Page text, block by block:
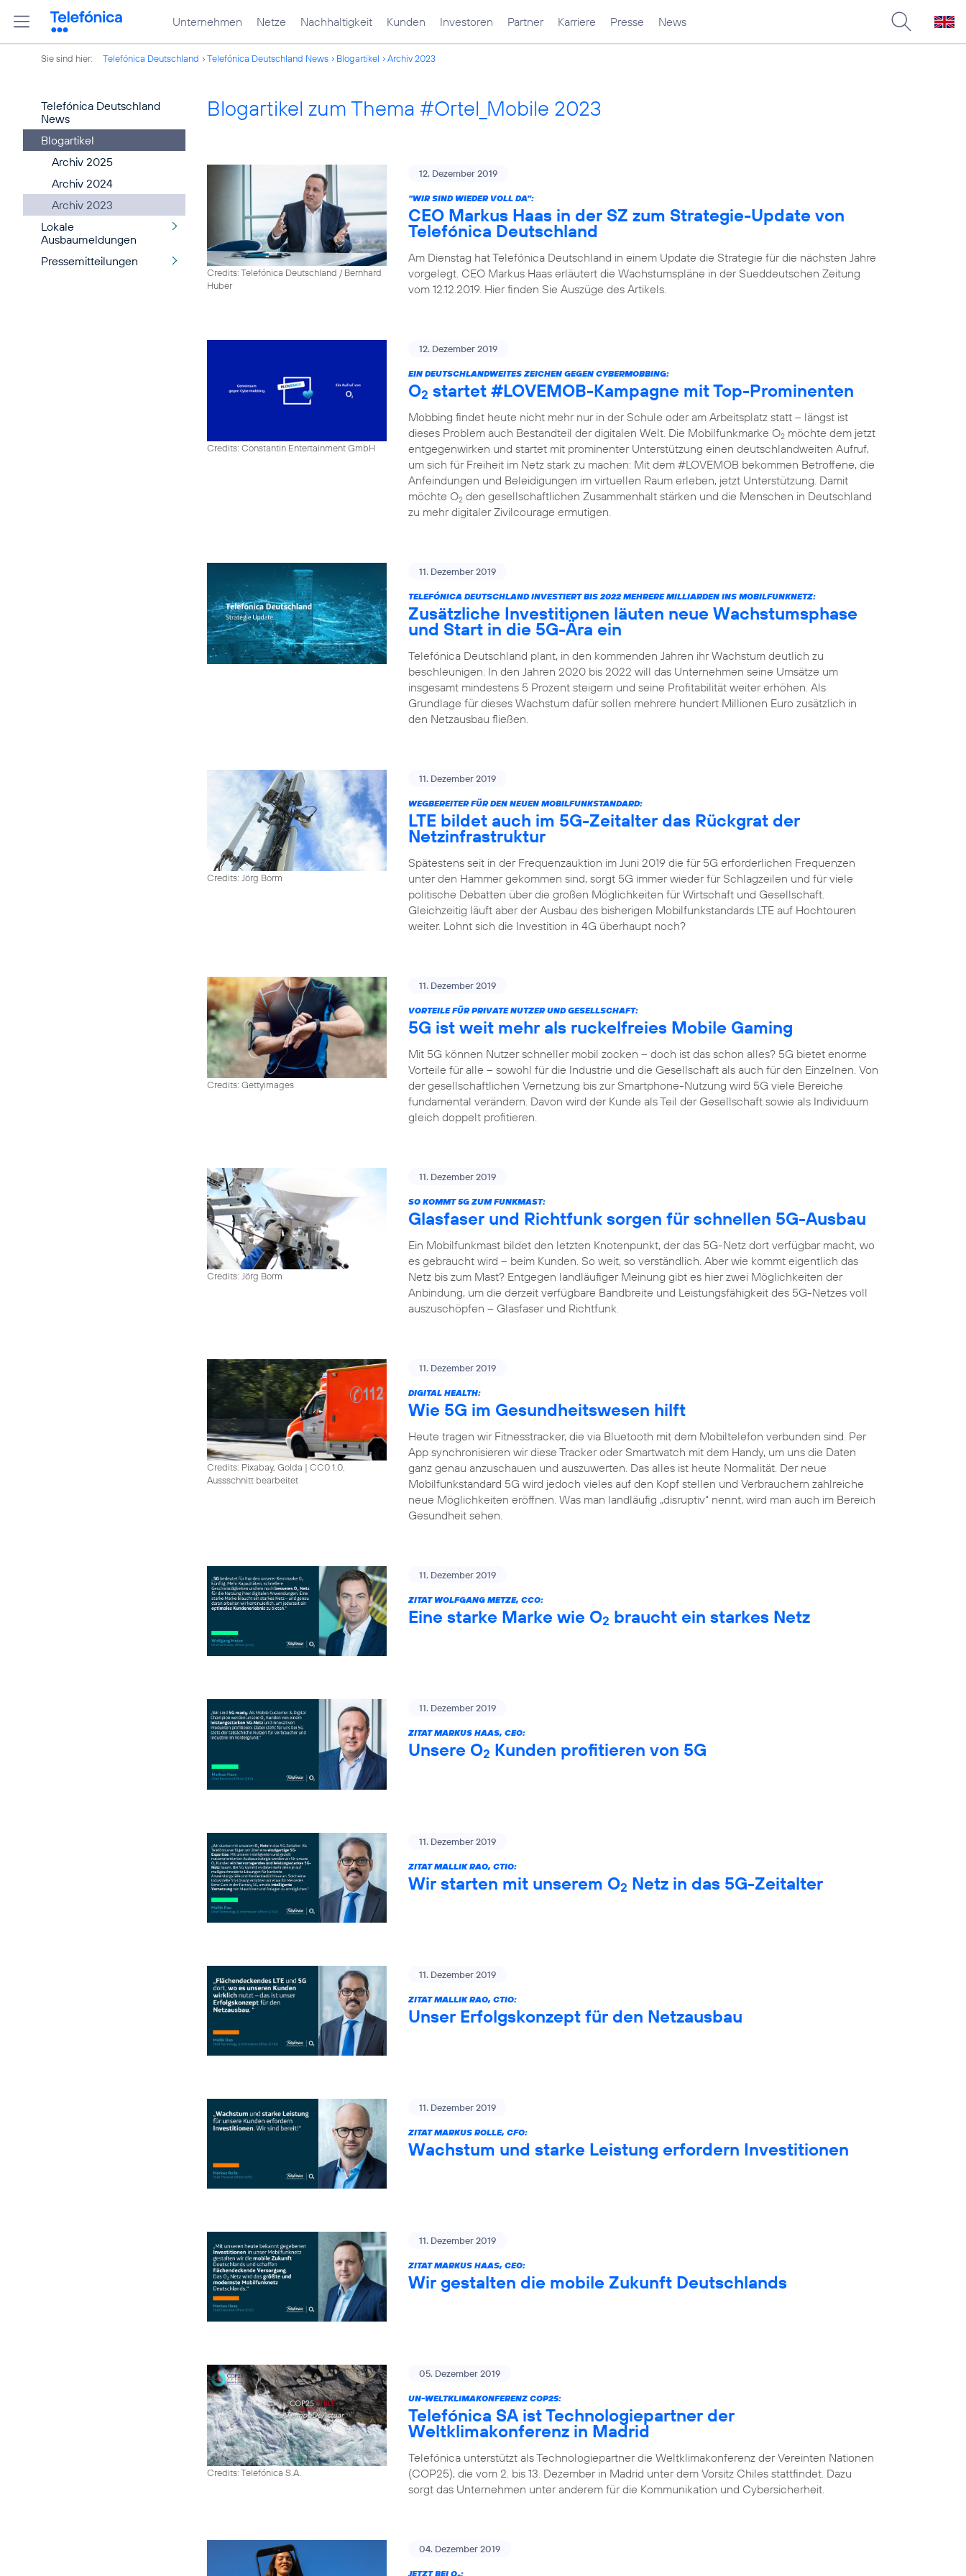
Unternehmen Netze Nachhaltigkeit Kunden Investoren Partner Karriere Presse News
Sie sind hier: Telefónica Deutschland Telefónica Deutschland News Blogartikel Archiv 2023
Telefónica Deutschland
News
Blogartikel
Archiv 2025
Archiv 2024
Archiv 2023
Lokale
Ausbaumeldungen
Pressemitteilungen
Blogartikel zum Thema #Ortel_Mobile 2023
Credits: Telefónica Deutschland / Bernhard
Huber
12. Dezember 2019
"WIR SIND WIEDER VOLL DA":
CEO Markus Haas in der SZ zum Strategie-Update von
Telefónica Deutschland
Am Dienstag hat Telefónica Deutschland in einem Update die Strategie für die nächsten Jahre
vorgelegt. CEO Markus Haas erläutert die Wachstumspläne in der Sueddeutschen Zeitung
vom 12.12.2019. Hier finden Sie Auszüge des Artikels.
Credits: Constantin Entertainment GmbH
12. Dezember 2019
EIN DEUTSCHLANDWEITES ZEICHEN GEGEN CYBERMOBBING:
O2 startet #LOVEMOB-Kampagne mit Top-Prominenten
Mobbing findet heute nicht mehr nur in der Schule oder am Arbeitsplatz statt – längst ist
dieses Problem auch Bestandteil der digitalen Welt. Die Mobilfunkmarke O2 möchte dem jetzt
entgegenwirken und startet mit prominenter Unterstützung einen deutschlandweiten Aufruf,
um sich für Freiheit im Netz stark zu machen: Mit dem #LOVEMOB bekommen Betroffene, die
Anfeindungen und Beleidigungen im virtuellen Raum erleben, jetzt Unterstützung. Damit
möchte O2 den gesellschaftlichen Zusammenhalt stärken und die Menschen in Deutschland
zu mehr digitaler Zivilcourage ermutigen.
11. Dezember 2019
TELEFÓNICA DEUTSCHLAND INVESTIERT BIS 2022 MEHRERE MILLIARDEN INS MOBILFUNKNETZ:
Zusätzliche Investitionen läuten neue Wachstumsphase
und Start in die 5G-Ära ein
Telefónica Deutschland plant, in den kommenden Jahren ihr Wachstum deutlich zu
beschleunigen. In den Jahren 2020 bis 2022 will das Unternehmen seine Umsätze um
insgesamt mindestens 5 Prozent steigern und seine Profitabilität weiter erhöhen. Als
Grundlage für dieses Wachstum dafür sollen mehrere hundert Millionen Euro zusätzlich in
den Netzausbau fließen.
Credits: Jörg Borm
11. Dezember 2019
WEGBEREITER FÜR DEN NEUEN MOBILFUNKSTANDARD:
LTE bildet auch im 5G-Zeitalter das Rückgrat der
Netzinfrastruktur
Spätestens seit in der Frequenzauktion im Juni 2019 die für 5G erforderlichen Frequenzen
unter den Hammer gekommen sind, sorgt 5G immer wieder für Schlagzeilen und für viele
politische Debatten über die großen Möglichkeiten für Wirtschaft und Gesellschaft.
Gleichzeitig läuft aber der Ausbau des bisherigen Mobilfunkstandards LTE auf Hochtouren
weiter. Lohnt sich die Investition in 4G überhaupt noch?
Credits: Gettyimages
11. Dezember 2019
VORTEILE FÜR PRIVATE NUTZER UND GESELLSCHAFT:
5G ist weit mehr als ruckelfreies Mobile Gaming
Mit 5G können Nutzer schneller mobil zocken – doch ist das schon alles? 5G bietet enorme
Vorteile für alle – sowohl für die Industrie und die Gesellschaft als auch für den Einzelnen. Von
der gesellschaftlichen Vernetzung bis zur Smartphone-Nutzung wird 5G viele Bereiche
fundamental verändern. Davon wird der Kunde als Teil der Gesellschaft sowie als Individuum
gleich doppelt profitieren.
Credits: Jörg Borm
11. Dezember 2019
SO KOMMT 5G ZUM FUNKMAST:
Glasfaser und Richtfunk sorgen für schnellen 5G-Ausbau
Ein Mobilfunkmast bildet den letzten Knotenpunkt, der das 5G-Netz dort verfügbar macht, wo
es gebraucht wird – beim Kunden. So weit, so verständlich. Aber wie kommt eigentlich das
Netz bis zum Mast? Entgegen landläufiger Meinung gibt es hier zwei Möglichkeiten der
Anbindung, um die derzeit verfügbare Bandbreite und Leistungsfähigkeit des 5G-Netzes voll
auszuschöpfen – Glasfaser und Richtfunk.
Credits: Pixabay, Golda | CC0 1.0,
Aussschnitt bearbeitet
11. Dezember 2019
DIGITAL HEALTH:
Wie 5G im Gesundheitswesen hilft
Heute tragen wir Fitnesstracker, die via Bluetooth mit dem Mobiltelefon verbunden sind. Per
App synchronisieren wir diese Tracker oder Smartwatch mit dem Handy, um uns die Daten
ganz genau anzuschauen und auszuwerten. Das alles ist heute Normalität. Der neue
Mobilfunkstandard 5G wird jedoch vieles auf den Kopf stellen und Verbrauchern zahlreiche
neue Möglichkeiten eröffnen. Was man landläufig „disruptiv“ nennt, wird man auch im Bereich
Gesundheit sehen.
11. Dezember 2019
ZITAT WOLFGANG METZE, CCO:
Eine starke Marke wie O2 braucht ein starkes Netz
11. Dezember 2019
ZITAT MARKUS HAAS, CEO:
Unsere O2 Kunden profitieren von 5G
11. Dezember 2019
ZITAT MALLIK RAO, CTIO:
Wir starten mit unserem O2 Netz in das 5G-Zeitalter
11. Dezember 2019
ZITAT MALLIK RAO, CTIO:
Unser Erfolgskonzept für den Netzausbau
11. Dezember 2019
ZITAT MARKUS ROLLE, CFO:
Wachstum und starke Leistung erfordern Investitionen
11. Dezember 2019
ZITAT MARKUS HAAS, CEO:
Wir gestalten die mobile Zukunft Deutschlands
Credits: Telefónica S.A.
05. Dezember 2019
UN-WELTKLIMAKONFERENZ COP25:
Telefónica SA ist Technologiepartner der
Weltklimakonferenz in Madrid
Telefónica unterstützt als Technologiepartner die Weltklimakonferenz der Vereinten Nationen
(COP25), die vom 2. bis 13. Dezember in Madrid unter dem Vorsitz Chiles stattfindet. Dazu
sorgt das Unternehmen unter anderem für die Kommunikation und Cybersicherheit.
04. Dezember 2019
JETZT BEI O :